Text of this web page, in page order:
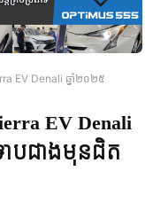
EV Denali ឆ្នាំ២០២៥
EV Denali
ាបជាងមុនជិត